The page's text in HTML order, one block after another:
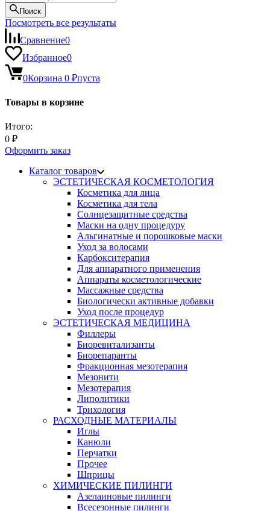
Поиск
Посмотреть все результаты
Сравнение0
Избранное0
0Корзина 0 ₽пуста
Товары в корзине
Итого:
0 ₽
Оформить заказ
Каталог товаров
ЭСТЕТИЧЕСКАЯ КОСМЕТОЛОГИЯ
Косметика для лица
Косметика для тела
Солнцезащитные средства
Маски на одну процедуру
Альгинатные и порошковые маски
Уход за волосами
Карбокситерапия
Для аппаратного применения
Аппараты косметологические
Массажные средства
Биологически активные добавки
Уход после процедур
ЭСТЕТИЧЕСКАЯ МЕДИЦИНА
Филлеры
Биоревитализанты
Биорепаранты
Фракционная мезотерапия
Мезонити
Мезотерапия
Липолитики
Трихология
РАСХОДНЫЕ МАТЕРИАЛЫ
Иглы
Канюли
Перчатки
Прочее
Шприцы
ХИМИЧЕСКИЕ ПИЛИНГИ
Азелаиновые пилинги
Всесезонные пилинги